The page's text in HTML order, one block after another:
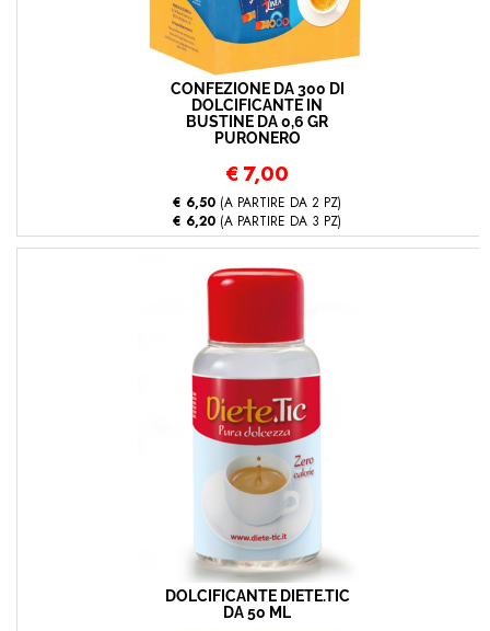
CONFEZIONE DA 300 DI
DOLCIFICANTE IN
BUSTINE DA 0,6 GR
PURONERO
€ 7,00
€ 6,50 (A PARTIRE DA 2 PZ)
€ 6,20 (A PARTIRE DA 3 PZ)
DOLCIFICANTE DIETE.TIC
DA 50 ML